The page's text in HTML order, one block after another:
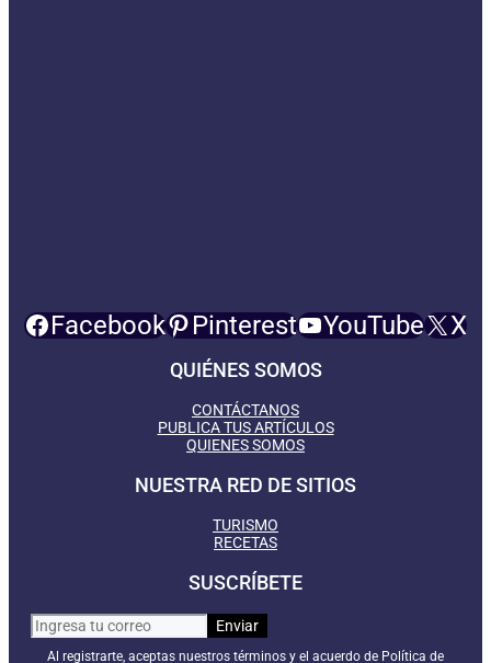
Facebook Pinterest YouTube X
QUIÉNES SOMOS
CONTÁCTANOS
PUBLICA TUS ARTÍCULOS
QUIENES SOMOS
NUESTRA RED DE SITIOS
TURISMO
RECETAS
SUSCRÍBETE
Al registrarte, aceptas nuestros términos y el acuerdo de Política de